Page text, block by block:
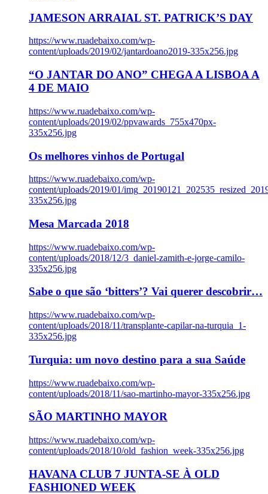
JAMESON ARRAIAL ST. PATRICK’S DAY
https://www.ruadebaixo.com/wp-
content/uploads/2019/02/jantardoano2019-335x256.jpg
“O JANTAR DO ANO” CHEGA A LISBOA A
4 DE MAIO
https://www.ruadebaixo.com/wp-
content/uploads/2019/02/ppvawards_755x470px-
335x256.jpg
Os melhores vinhos de Portugal
https://www.ruadebaixo.com/wp-
content/uploads/2019/01/
335x256.jpg
Mesa Marcada 2018
https://www.ruadebaixo.com/wp-
content/uploads/2018/12/3_daniel-zamith-e-jorge-camilo-
335x256.jpg
Sabe o que são ‘bitters’? Vai querer descobrir…
https://www.ruadebaixo.com/wp-
content/uploads/2018/11/transplante-capilar-na-turquia_1-
335x256.jpg
Turquia: um novo destino para a sua Saúde
https://www.ruadebaixo.com/wp-
content/uploads/2018/11/sao-martinho-mayor-335x256.jpg
SÃO MARTINHO MAYOR
https://www.ruadebaixo.com/wp-
content/uploads/2018/10/old_fashion_week-335x256.jpg
HAVANA CLUB 7 JUNTA-SE À OLD
FASHIONED WEEK